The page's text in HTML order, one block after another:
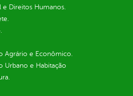
e Direitos Humanos.
Agrário e Econômico.
Urbano e Habitação